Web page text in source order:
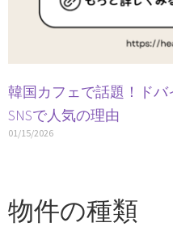
韓国カフェで話題！ド
SNSで人気の理由
01/15/2026
物件の種類